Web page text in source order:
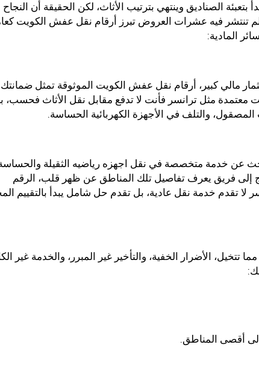
الصناديق وينتهي بترتيب الأثاث، لكن الحقيقة أن النجاح
تنتشر فيه عشرات العروض تبرز أرقام نقل عفش الكويت
المادية:
مالي كبير، أرقام نقل عفش الكويت الموثوقة تمثل ضمانتك
معتمدة مثل ترانسر فأنت لا تدفع مقابل نقل الأثاث فحسب،
والتلف في الأجهزة الكهربائية الحساسة.
عن خدمة متخصصة في نقل اجهزه رياضيه الثقيلة
إلى فريق يعرف تفاصيل تلك المناطق عن ظهر قلب، الرقم
تقدم خدمة نقل عادية، بل تقدم حل شامل يبدأ بالتقييم
الأضرار الخفية، والتأخير غير المبرر، والخدمة غير
أقصى المناطق.